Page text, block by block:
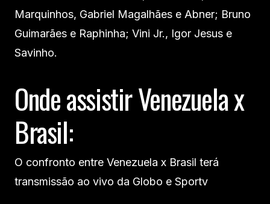
Marquinhos, Gabriel Magalhães e Abner; Bruno
Guimarães e Raphinha; Vini Jr., Igor Jesus e
Savinho.
Onde assistir Venezuela x
Brasil:
O confronto entre Venezuela x Brasil terá
transmissão ao vivo da Globo e Sportv